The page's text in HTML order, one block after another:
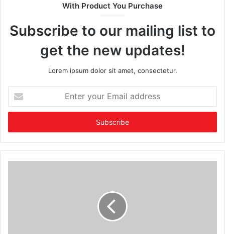
With Product You Purchase
Subscribe to our mailing list to
get the new updates!
Lorem ipsum dolor sit amet, consectetur.
your
Email